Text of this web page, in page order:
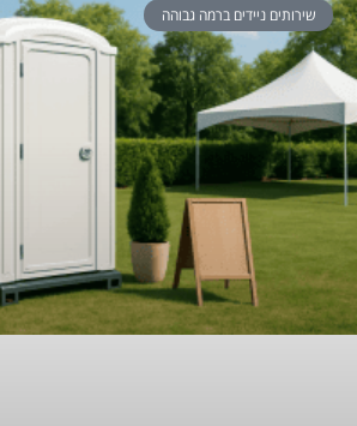
שירותים ניידים ברמה גבוהה